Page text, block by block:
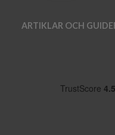
ARTIKLAR OCH